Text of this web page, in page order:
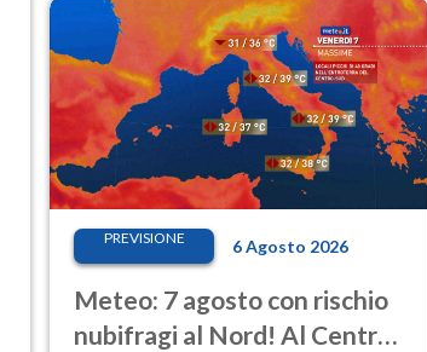
PREVISIONE 6 Agosto 2026
Meteo: 7 agosto con rischio
nubifragi al Nord! Al Centro-